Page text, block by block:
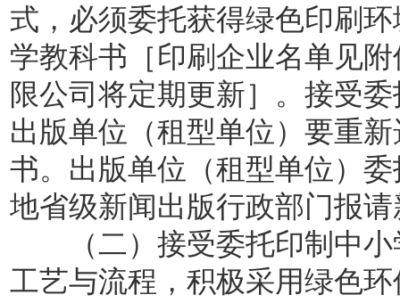
式，必须委托获得绿色印刷
学教科书［印刷企业名单见
限公司将定期更新］。接受
出版单位（租型单位）要重
书。出版单位（租型单位）
地省级新闻出版行政部门报
（二）接受委托印制中小
工艺与流程，积极采用绿色